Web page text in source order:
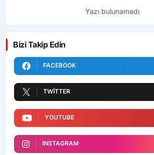
Yazı bulunamadı
Bizi Takip Edin
FACEBOOK
TWITTER
YOUTUBE
INSTAGRAM